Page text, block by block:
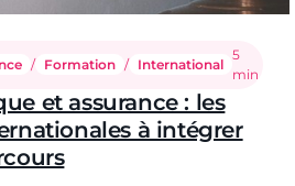
/ Formation / International
Temps
5
min
et assurance : les
à intégrer